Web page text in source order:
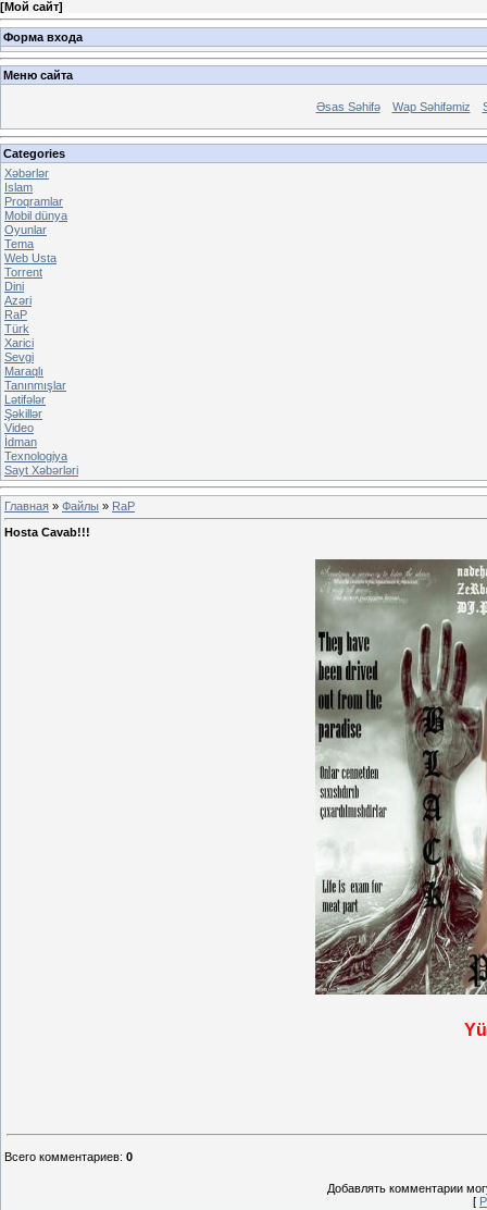
[Мой сайт]
Форма входа
Меню сайта
Əsas Səhifə Wap Səhifəmiz
Categories
Xəbərlər
Islam
Proqramlar
Mobil dünya
Oyunlar
Tema
Web Usta
Torrent
Dini
Azəri
RaP
Türk
Xarici
Sevgi
Maraqlı
Tanınmışlar
Lətifələr
Şəkillər
Video
İdman
Texnologiya
Sayt Xəbərləri
Главная » Файлы » RaP
Hosta Cavab!!!
Всего комментариев: 0
Добавлять комментарии
[